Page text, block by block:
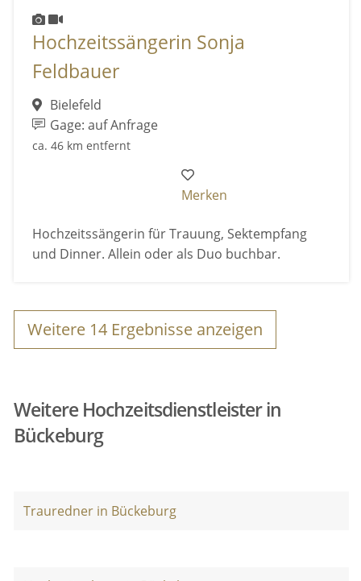
Hochzeitssängerin Sonja
Feldbauer
Bielefeld
Gage: auf Anfrage
ca. 46 km entfernt
Merken
Hochzeitssängerin für Trauung, Sektempfang
und Dinner. Allein oder als Duo buchbar.
Weitere 14 Ergebnisse anzeigen
Weitere Hochzeitsdienstleister in
Bückeburg
Trauredner in Bückeburg